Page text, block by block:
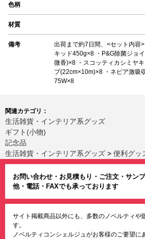
色柄
材質
備考
出荷まで約7日間、<セット内容
キッド450g×8 ・P&G除菌ジョ
微香)×8 ・スコッティカシミヤ
プ(22cm×10m)×8 ・ネピア激吸
75W×8
関連カテゴリ：
生活雑貨・インテリア系グッズ
ギフト(小物)
記念品
生活雑貨・インテリア系グッズ > 便利グッ
お問い合わせ・お見積もり・ご注文・サン
他・電話・FAXでも承っております
サイト掲載商品以外にも、多数のノベルティや
す。
ノベルティコンシェルジュがお客様のご要望に